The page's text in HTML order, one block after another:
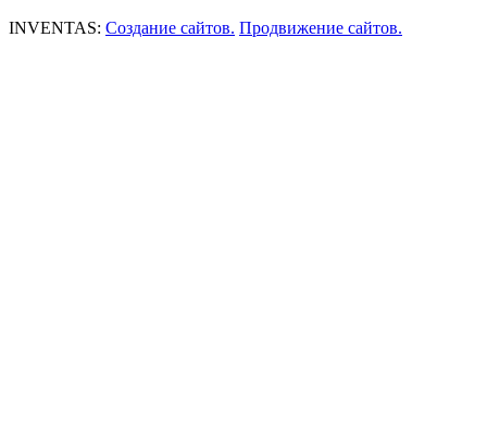
INVENTAS: Создание сайтов. Продвижение сайтов.